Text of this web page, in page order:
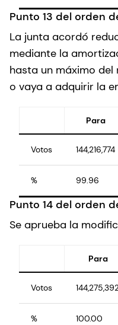
Punto 13 del orden
La junta acordó
mediante la
hasta un máximo del
o vaya a adquirir la
Para
Votos 144,216,774
% 99.96
Punto 14 del orden
Se aprueba la
Para
Votos
% 100.00